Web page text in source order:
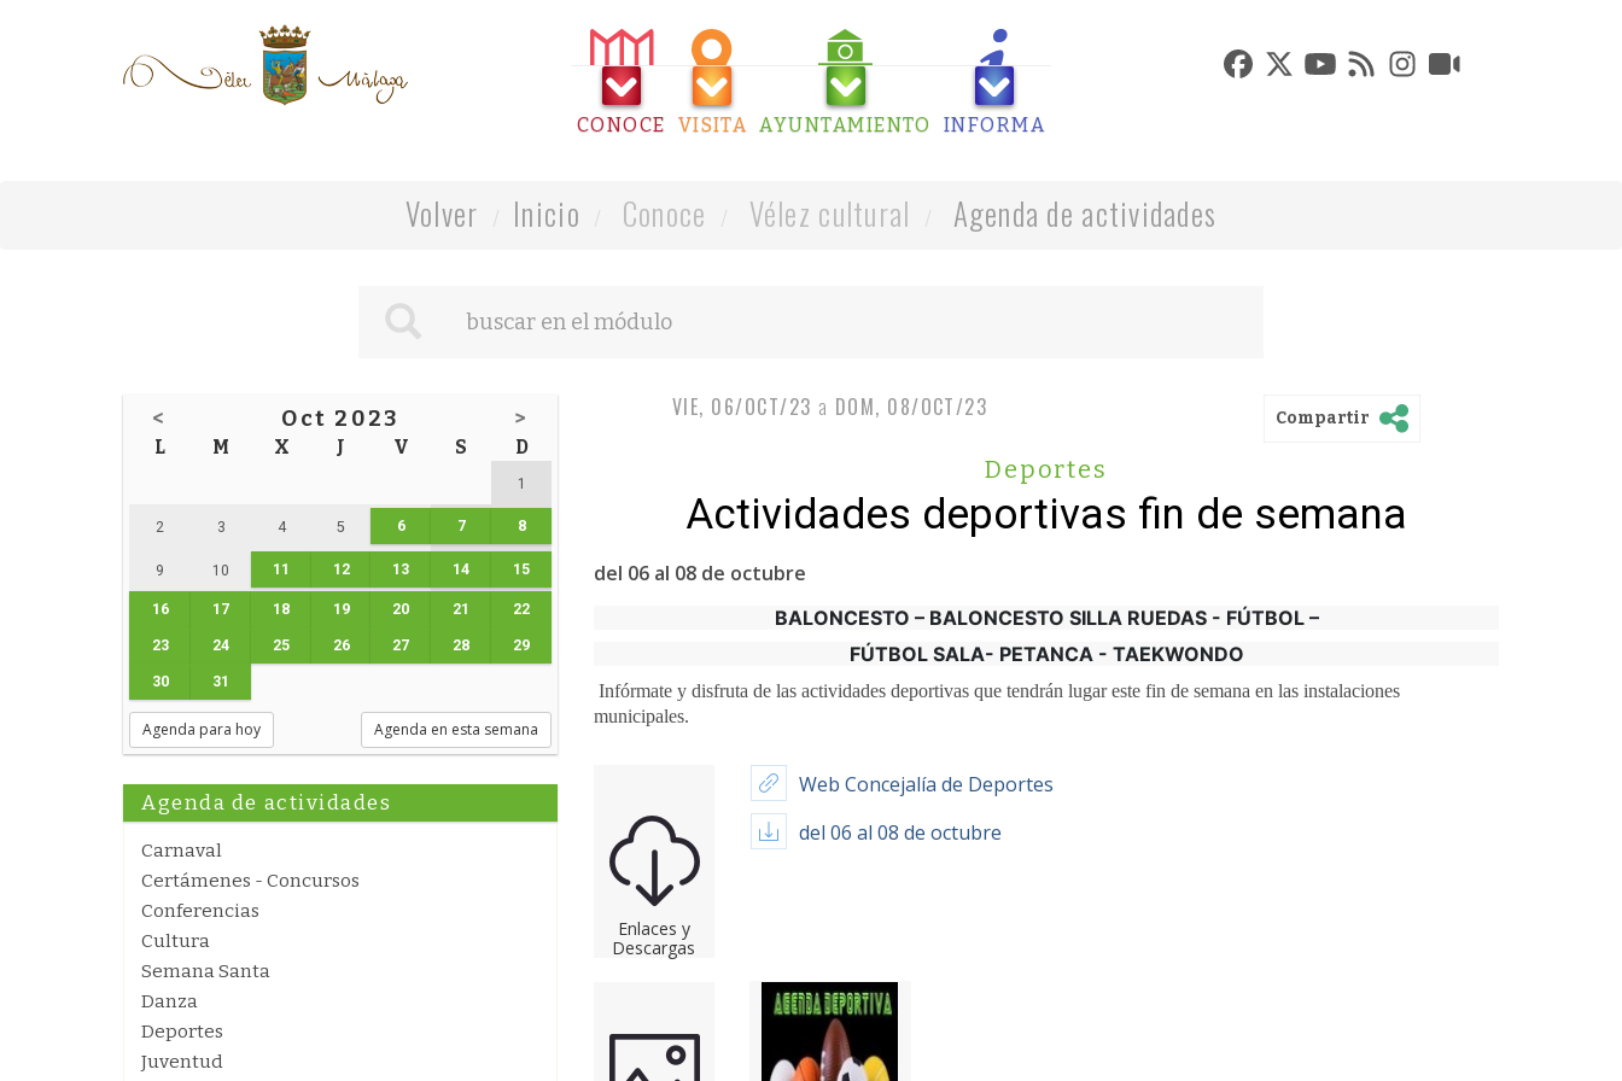
CONOCE VISITA AYUNTAMIENTO INFORMA
Volver Inicio Conoce Vélez cultural Agenda de actividades
< Oct 2023 >
L M X J V S D
1
2 3 4 5 6 7 8
9 10 11 12 13 14 15
16 17 18 19 20 21 22
23 24 25 26 27 28 29
30 31
Agenda para hoy Agenda en esta semana
Agenda de actividades
Carnaval
Certámenes - Concursos
Conferencias
Cultura
Semana Santa
Danza
Deportes
Juventud
VIE, 06/OCT/23 a DOM, 08/OCT/23 Compartir
Deportes
Actividades deportivas fin de semana
del 06 al 08 de octubre
BALONCESTO – BALONCESTO SILLA RUEDAS - FÚTBOL –
FÚTBOL SALA- PETANCA - TAEKWONDO
Infórmate y disfruta de las actividades deportivas que tendrán lugar este fin de semana en las instalaciones
municipales.
Enlaces y
Descargas
Web Concejalía de Deportes
del 06 al 08 de octubre